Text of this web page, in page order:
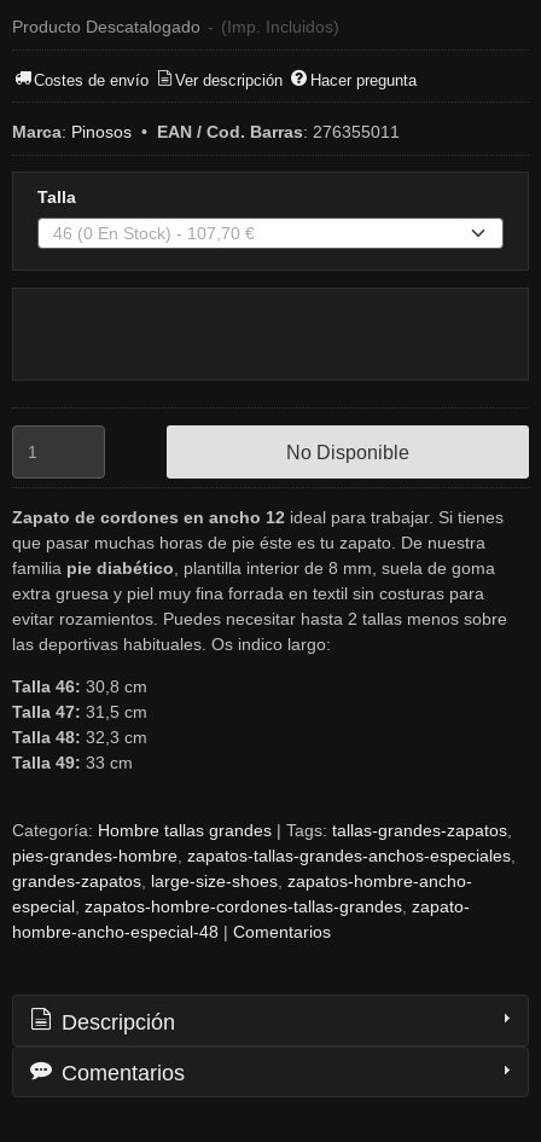
Producto Descatalogado - (Imp. Incluidos)
Costes de envío Ver descripción Hacer pregunta
Marca: Pinosos • EAN / Cod. Barras: 276355011
Talla
No Disponible
Zapato de cordones en ancho 12 ideal para trabajar. Si tienes
que pasar muchas horas de pie éste es tu zapato. De nuestra
familia pie diabético , plantilla interior de 8 mm, suela de goma
extra gruesa y piel muy fina forrada en textil sin costuras para
evitar rozamientos. Puedes necesitar hasta 2 tallas menos sobre
las deportivas habituales. Os indico largo:
Talla 46: 30,8 cm
Talla 47: 31,5 cm
Talla 48: 32,3 cm
Talla 49: 33 cm
Categoría: Hombre tallas grandes | Tags: tallas-grandes-zapatos
pies-grandes-hombre zapatos-tallas-grandes-anchos-especiales
grandes-zapatos large-size-shoes zapatos-hombre-ancho-
especial zapatos-hombre-cordones-tallas-grandes zapato-
hombre-ancho-especial-48 | Comentarios
Descripción
Comentarios